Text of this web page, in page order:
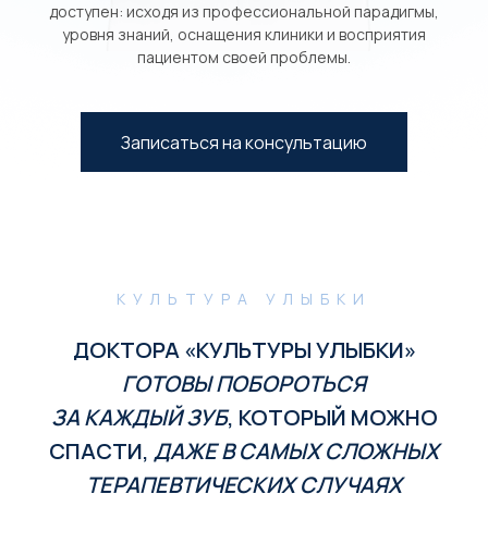
доступен: исходя из профессиональной парадигмы,
уровня знаний, оснащения клиники и восприятия
пациентом своей проблемы.
Записаться на консультацию
ДОКТОРА «КУЛЬТУРЫ УЛЫБКИ»
ГОТОВЫ ПОБОРОТЬСЯ
ЗА КАЖДЫЙ ЗУБ, КОТОРЫЙ МОЖНО
СПАСТИ, ДАЖЕ В САМЫХ СЛОЖНЫХ
ТЕРАПЕВТИЧЕСКИХ СЛУЧАЯХ
КУЛЬТУРА УЛЫБКИ